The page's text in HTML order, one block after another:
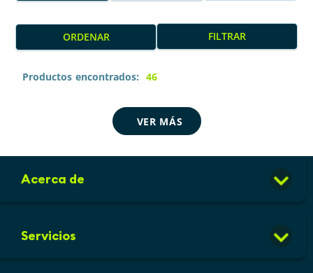
FILTRAR
46
Productos
Acerca de
Club de Puntos
Servicios